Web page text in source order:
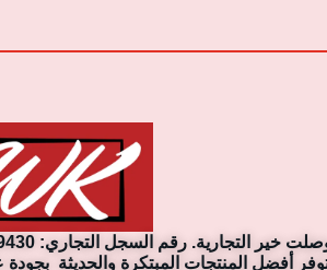
أفضل المنتجات المبتكرة والحديثة بجودة